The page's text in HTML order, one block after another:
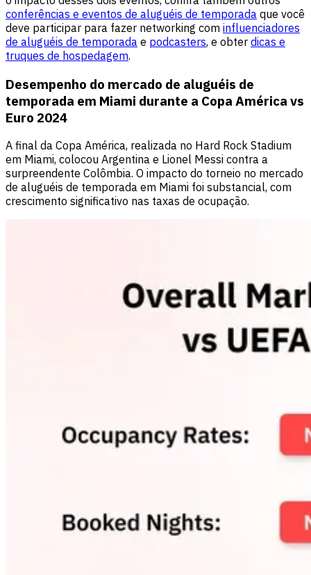
conferências e eventos de aluguéis de temporada que você
deve participar para fazer networking com influenciadores
de aluguéis de temporada e podcasters, e obter dicas e
truques de hospedagem.
Desempenho do mercado de aluguéis de
temporada em Miami durante a Copa América vs
Euro 2024
A final da Copa América, realizada no Hard Rock Stadium
em Miami, colocou Argentina e Lionel Messi contra a
surpreendente Colômbia. O impacto do torneio no mercado
de aluguéis de temporada em Miami foi substancial, com
crescimento significativo nas taxas de ocupação.